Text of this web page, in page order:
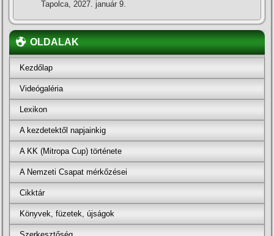
Tapolca, 2027. január 9.
OLDALAK
Kezdőlap
Videógaléria
Lexikon
A kezdetektől napjainkig
A KK (Mitropa Cup) története
A Nemzeti Csapat mérkőzései
Cikktár
Könyvek, füzetek, újságok
Szerkesztőség